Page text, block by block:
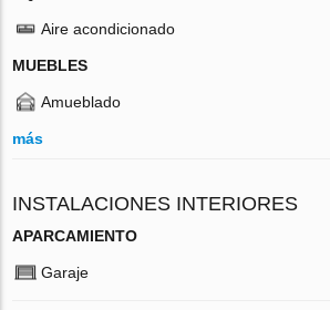
Aire acondicionado
MUEBLES
Amueblado
más
INSTALACIONES INTERIORES
APARCAMIENTO
Garaje